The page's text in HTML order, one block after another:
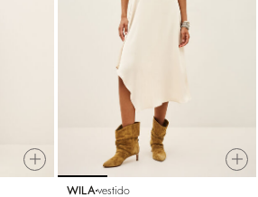
WILA vestido